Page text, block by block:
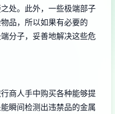
处。此外，一些极端部子
品，所以如果有必要的
分子，妥善地解决这些危
商人手中购买各种能够提
瞬间检测出违禁品的金属